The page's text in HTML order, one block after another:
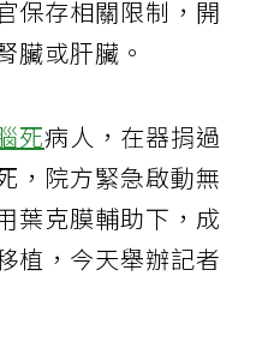
保存相關限制，開
臟或肝臟。
死病人，在器捐過
，院方緊急啟動無
葉克膜輔助下，成
植，今天舉辦記者